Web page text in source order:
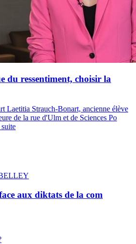
du ressentiment, choisir la
Laetitia Strauch-Bonart, ancienne élève
de la rue d'Ulm et de Sciences Po
aux diktats de la com